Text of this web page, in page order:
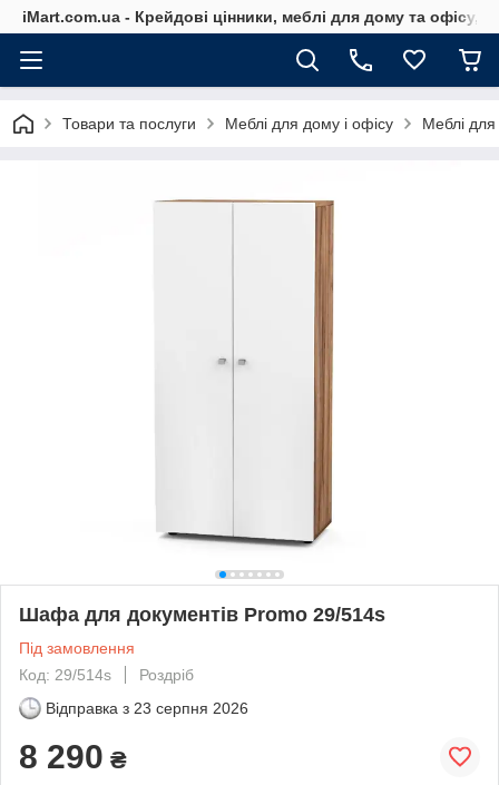
iMart.com.ua - Крейдові цінники, меблі для дому та офісу,
Товари та послуги Меблі для дому і офісу Меблі
Шафа для документів Promo 29/514s
Під замовлення
Код: 29/514s
Роздріб
Відправка з 23 серпня 2026
8 290 ₴